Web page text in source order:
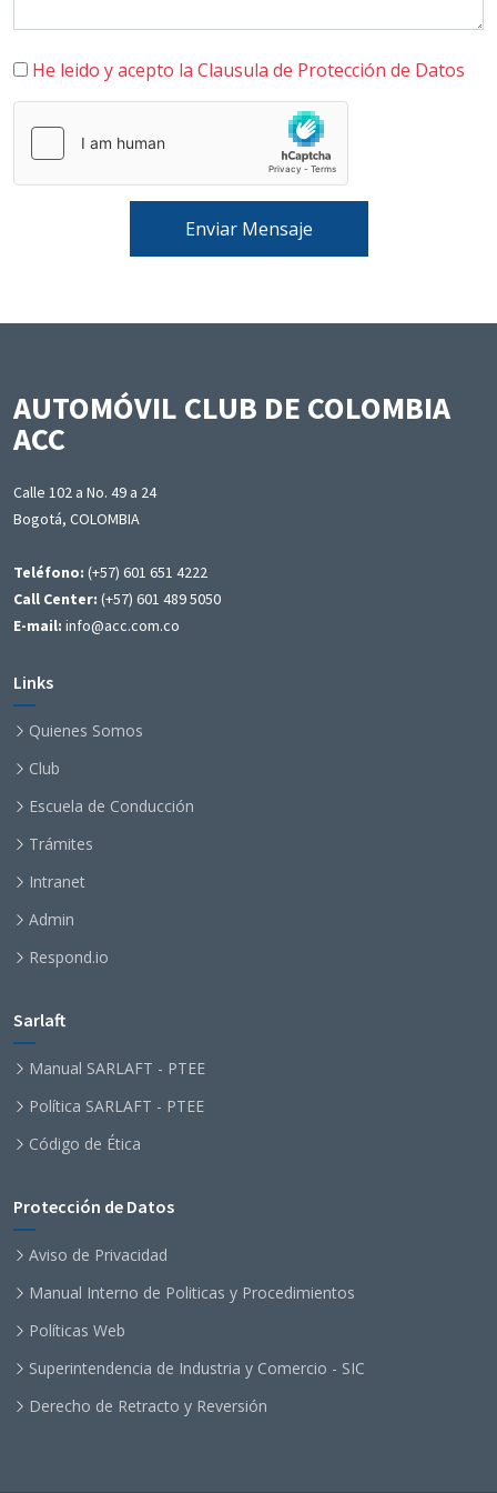
He leido y acepto la Clausula de Protección de Datos
Enviar Mensaje
AUTOMÓVIL CLUB DE COLOMBIA
ACC
Calle 102 a No. 49 a 24
Bogotá, COLOMBIA
Teléfono: (+57) 601 651 4222
Call Center: (+57) 601 489 5050
E-mail: info@acc.com.co
Links
Quienes Somos
Club
Escuela de Conducción
Trámites
Intranet
Admin
Respond.io
Sarlaft
Manual SARLAFT - PTEE
Política SARLAFT - PTEE
Código de Ética
Protección de Datos
Aviso de Privacidad
Manual Interno de Politicas y Procedimientos
Políticas Web
Superintendencia de Industria y Comercio - SIC
Derecho de Retracto y Reversión